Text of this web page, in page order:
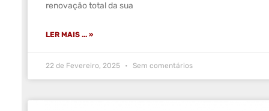
renovação total da sua
LER MAIS ... »
22 de Fevereiro, 2025 Sem comentários